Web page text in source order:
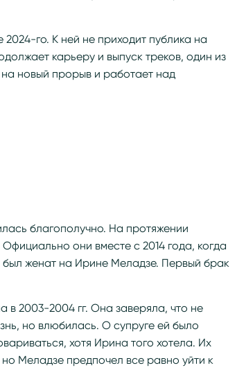
го. К ней не приходит публика на
карьеру и выпуск треков, один из
новый прорыв и работает над
благополучно. На протяжении
они вместе с 2014 года, когда
женат на Ирине Меладзе. Первый брак
в 2003-2004 гг. Она заверяла, что не
но влюбилась. О супруге ей было
хотя Ирина того хотела. Их
Меладзе предпочел все равно уйти к